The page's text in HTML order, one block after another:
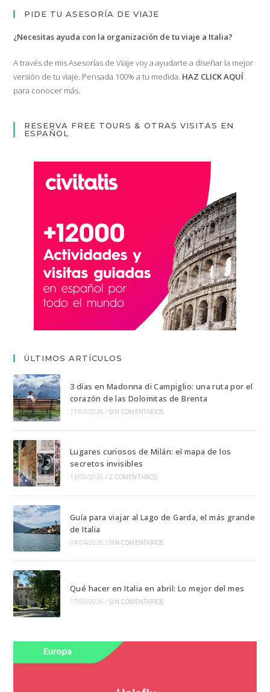
De
Vinci,
Una
Las
De
PIDE TU ASESORÍA DE VIAJE
¿Necesitas ayuda con la organización de tu viaje a Italia?
A través de mis Asesorías de Viaje voy a ayudarte a diseñar la mejor
versión de tu viaje. Pensada 100% a tu medida. HAZ CLICK AQUÍ
para conocer más.
RESERVA FREE TOURS & OTRAS VISITAS EN
ESPAÑOL
ÚLTIMOS ARTÍCULOS
3 días en Madonna di Campiglio: una ruta por el
corazón de las Dolomitas de Brenta
17/07/2026 / SIN COMENTARIOS
Lugares curiosos de Milán: el mapa de los
secretos invisibles
13/05/2026 / 2 COMENTARIOS
Guía para viajar al Lago de Garda, el más grande
de Italia
04/04/2026 / SIN COMENTARIOS
Qué hacer en Italia en abril: Lo mejor del mes
17/03/2026 / SIN COMENTARIOS